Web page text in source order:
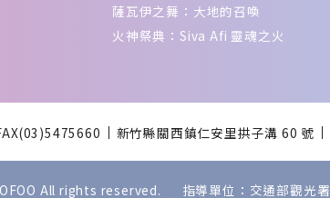
薩瓦伊之舞：大地的召喚
火神祭典：Siva Afi 靈魂之火
新竹縣關西鎮仁安里拱子溝 60 號
All rights reserved. 指導單位：交通部觀光署